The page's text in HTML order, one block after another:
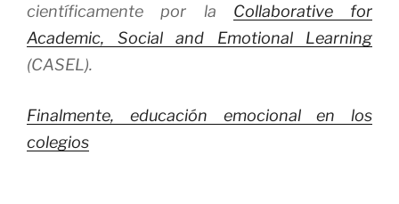
científicamente por la Collaborative for
Academic, Social and Emotional Learning
(CASEL).
Finalmente, educación emocional en los
colegios